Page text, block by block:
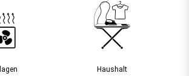
Haushalt